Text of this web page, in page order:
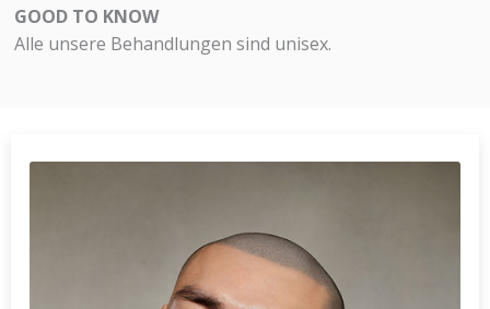
GOOD TO KNOW
Alle unsere Behandlungen sind unisex.